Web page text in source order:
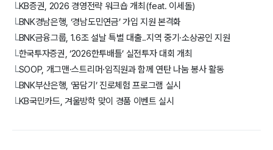
└KB증권, 2026 경영전략 워크숍 개최(feat. 이세돌)
└BNK경남은행, ‘경남도민연금’ 가입 지원 본격화
└BNK금융그룹, 1.6조 설날 특별 대출..지역 중기·소상공인 지원
└한국투자증권, ‘2026한투배틀’ 실전투자 대회 개최
└SOOP, 개그맨·스트리머·임직원과 함께 연탄 나눔 봉사 활동
└BNK부산은행, ‘꿈담기’ 진로체험 프로그램 실시
└KB국민카드, 겨울방학 맞이 경품 이벤트 실시